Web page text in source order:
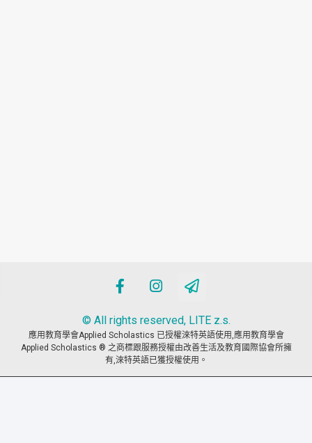
© All rights reserved, LITE z.s.
應用教育學會Applied Scholastics 已授權淶特英語使用,應用教育學會
Applied Scholastics ® 之商標跟服務授權由改善生活及教育國際協會所擁
有,淶特英語已獲授權使用。